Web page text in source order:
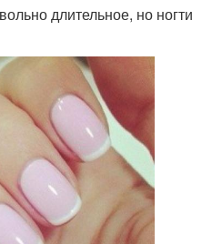
длительное, но ногти